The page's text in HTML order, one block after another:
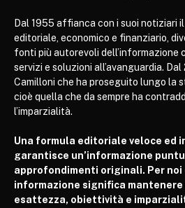
Dal 1955 affianca con i suoi notiziari
editoriale, economico e finanziario,
fonti più autorevoli dell’informazione
servizi e soluzioni all’avanguardia.
Camilloni che ha proseguito lungo la
cioè quella che da sempre ha
l’imparzialità.
Una formula editoriale veloce ed
garantisce un’informazione
approfondimenti originali. Per noi
informazione significa
esattezza, obiettività e